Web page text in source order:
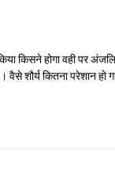
किसने होगा वही पर
शौर्य कितना परेशान